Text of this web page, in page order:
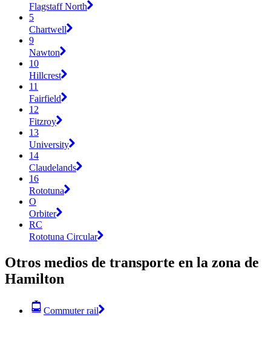
Flagstaff North
5
Chartwell
9
Nawton
10
Hillcrest
11
Fairfield
12
Fitzroy
13
University
14
Claudelands
16
Rototuna
O
Orbiter
RC
Rototuna Circular
Otros medios de transporte en la zona de
Hamilton
Commuter rail